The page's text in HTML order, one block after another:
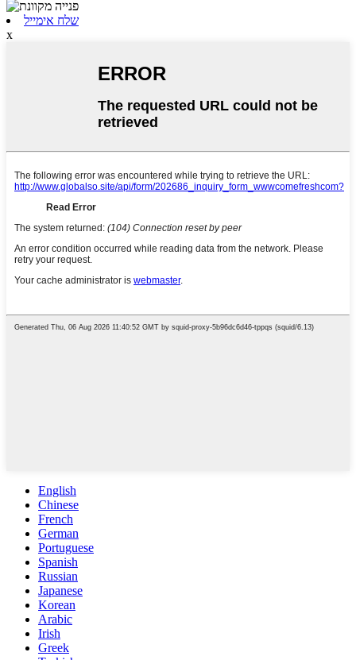
שלח אימייל
x
English
Chinese
French
German
Portuguese
Spanish
Russian
Japanese
Korean
Arabic
Irish
Greek